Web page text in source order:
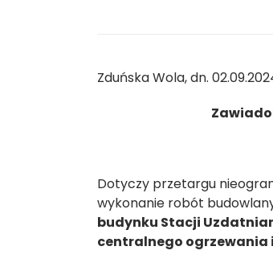
Zduńska Wola, dn.
Dotyczy przetargu
wykonanie robót
budynku Stacji
centralnego ogrzewania